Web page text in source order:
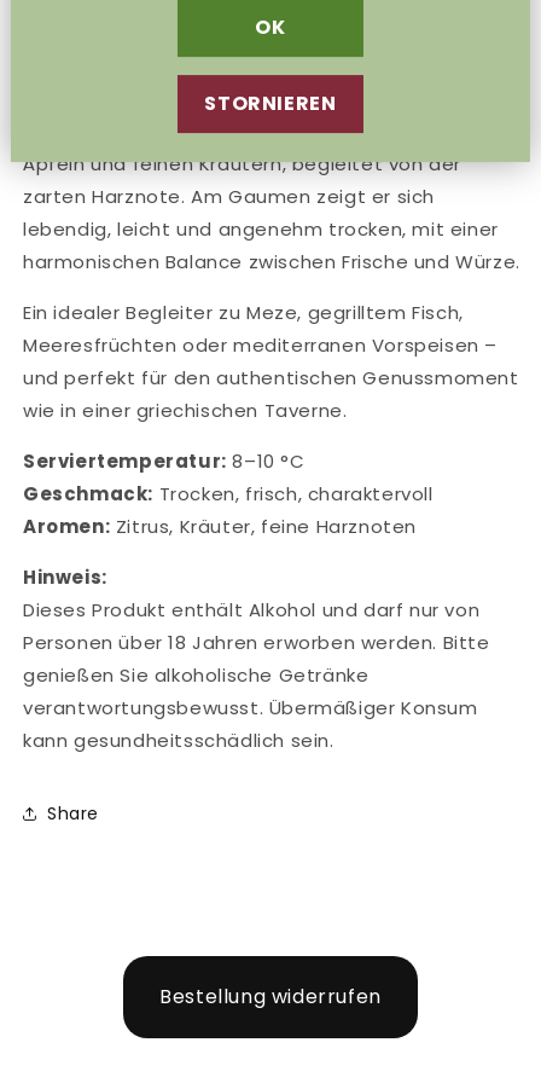
durch die traditionelle Veredelung mit Pinienharz –
griechische Note verleiht. In der Nase entfalten
sich frische Noten von Zitrusfrüchten, grünen
Äpfeln und feinen Kräutern, begleitet von der
zarten Harznote. Am Gaumen zeigt er sich
lebendig, leicht und angenehm trocken, mit einer
harmonischen Balance zwischen Frische und Würze.
Ein idealer Begleiter zu Meze, gegrilltem Fisch,
Meeresfrüchten oder mediterranen Vorspeisen –
und perfekt für den authentischen Genussmoment
wie in einer griechischen Taverne.
Serviertemperatur: 8–10 °C
Geschmack: Trocken, frisch, charaktervoll
Aromen: Zitrus, Kräuter, feine Harznoten
Hinweis:
Dieses Produkt enthält Alkohol und darf nur von
Personen über 18 Jahren erworben werden. Bitte
genießen Sie alkoholische Getränke
verantwortungsbewusst. Übermäßiger Konsum
kann gesundheitsschädlich sein.
Share
Bestellung widerrufen
OK
STORNIEREN